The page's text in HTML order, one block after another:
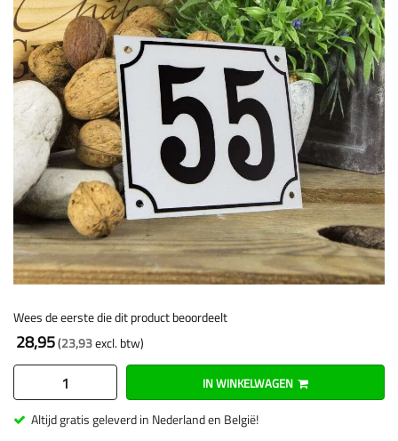
Wees de eerste die dit product beoordeelt
28,95 23,93
IN WINKELWAGEN
Altijd gratis geleverd in Nederland en België!